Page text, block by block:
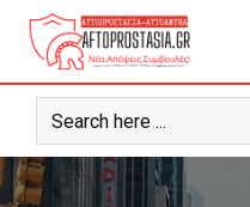
Ψάχνω
για...